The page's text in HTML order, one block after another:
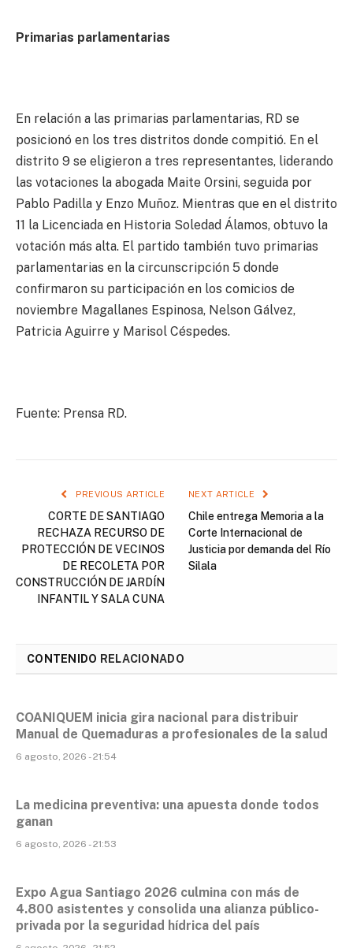
Primarias parlamentarias
En relación a las primarias parlamentarias, RD se
posicionó en los tres distritos donde compitió. En el
distrito 9 se eligieron a tres representantes, liderando
las votaciones la abogada Maite Orsini, seguida por
Pablo Padilla y Enzo Muñoz. Mientras que en el distrito
11 la Licenciada en Historia Soledad Álamos, obtuvo la
votación más alta. El partido también tuvo primarias
parlamentarias en la circunscripción 5 donde
confirmaron su participación en los comicios de
noviembre Magallanes Espinosa, Nelson Gálvez,
Patricia Aguirre y Marisol Céspedes.
Fuente: Prensa RD.
PREVIOUS ARTICLE
CORTE DE SANTIAGO
RECHAZA RECURSO DE
PROTECCIÓN DE VECINOS
DE RECOLETA POR
CONSTRUCCIÓN DE JARDÍN
INFANTIL Y SALA CUNA
NEXT ARTICLE
Chile entrega Memoria a la
Corte Internacional de
Justicia por demanda del Río
Silala
CONTENIDO RELACIONADO
COANIQUEM inicia gira nacional para distribuir
Manual de Quemaduras a profesionales de la salud
6 agosto, 2026 - 21:54
La medicina preventiva: una apuesta donde todos
ganan
6 agosto, 2026 - 21:53
Expo Agua Santiago 2026 culmina con más de
4.800 asistentes y consolida una alianza público-
privada por la seguridad hídrica del país